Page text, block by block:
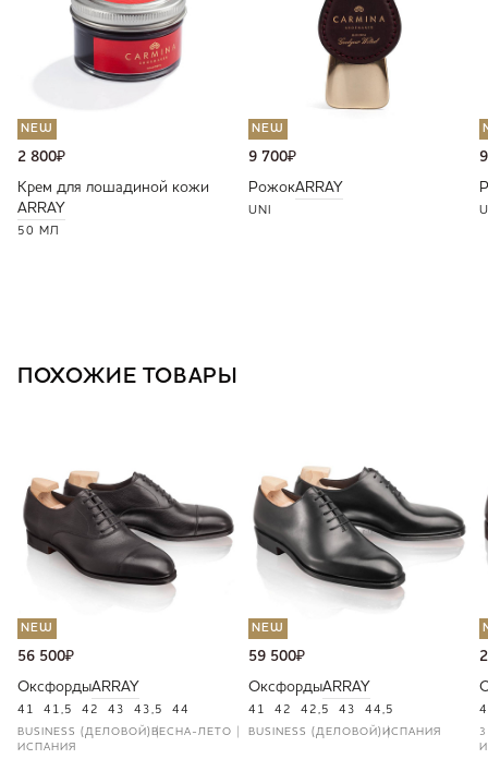
NEW
2 800₽
Крем для лошадиной кожи
ARRAY
50 МЛ
NEW
9 700₽
РожокARRAY
UNI
ПОХОЖИЕ ТОВАРЫ
NEW
56 500₽
ОксфордыARRAY
41 41,5 42 43 43,5 44
BUSINESS (ДЕЛОВОЙ) ВЕСНА-ЛЕТО
ИСПАНИЯ
NEW
59 500₽
ОксфордыARRAY
41 42 42,5 43 44,5
BUSINESS (ДЕЛОВОЙ) ИСПАНИЯ